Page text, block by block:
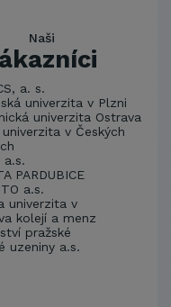
Naši
a. s.
univerzita v Plzni
univerzita Ostrava
v Českých
a.s.
PARDUBICE
a.s.
univerzita v
kolejí a menz
pražské
uzeniny a.s.